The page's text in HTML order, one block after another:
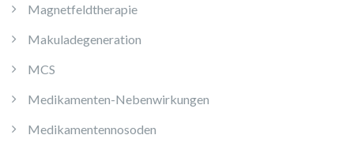
Magnetfeldtherapie
Makuladegeneration
MCS
Medikamenten-Nebenwirkungen
Medikamentennosoden